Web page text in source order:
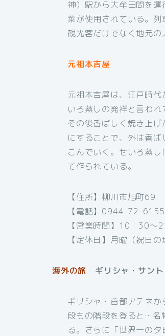
神）駅から大牟田間を
菜が使用されている。列
観光客だけでなく地元の
元祖本吉屋
元祖本吉屋は、江戸時
いろ蒸しの発祥と言わ
その後香ばしく焼き上
にすることで、外は香
こんでいく。せいろ蒸
て作られている。
【住所】柳川市旭町69
【電話】0944-72-6155
【営業時間】10：30～
【定休日】月曜（祝日の
海外の旅 ギリシャ・サント
ギリシャ・首都アテネ
段もの階段を登ると…名
る。さらに「世界一の夕